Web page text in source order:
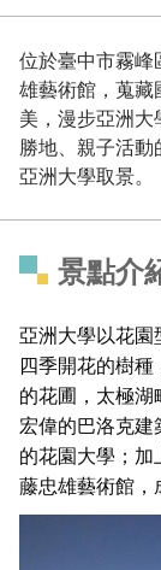
位於臺中市霧
雄藝術館，蒐
美，漫步亞洲
勝地、親子活
亞洲大學取景。
景點介
亞洲大學以花
四季開花的樹
的花圃，太極
宏偉的巴洛克
的花園大學；
藤忠雄藝術館，